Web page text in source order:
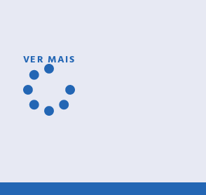
VER MAIS